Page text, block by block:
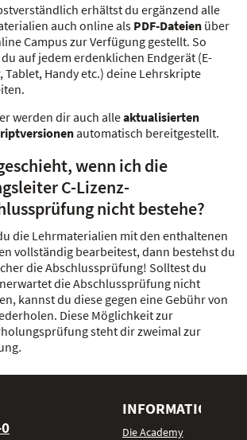
erhältst du ergänzend alle
auch online als PDF-Dateien über
Campus zur Verfügung gestellt. So
auf jedem erdenklichen Endgerät (E-
Tablet, Handy etc.) deine Lehrskripte
werden dir auch alleaktualisierten
automatisch bereitgestellt.
wenn ich die
C-Lizenz-
nicht bestehe?
die Lehrmaterialien mit den enthaltenen
vollständig bearbeitest, dann bestehst du
die Abschlussprüfung! Solltest du
die Abschlussprüfung nicht
kannst du diese gegen eine Gebühr von
Diese Möglichkeit zur
steht dir zweimal zur
INFORMATIONEN
Die Academy